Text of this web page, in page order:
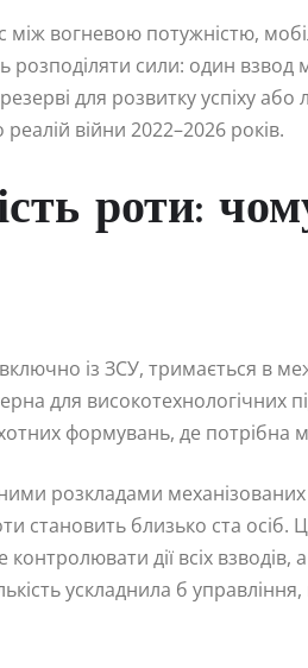
між вогневою потужністю,
розподіляти сили: один
для розвитку успіху або
війни 2022–2026 років.
роти:
із ЗСУ, тримається в
для високотехнологічних
формувань, де потрібна
розкладами механізованих
становить близько ста осіб.
дії всіх
ускладнила б